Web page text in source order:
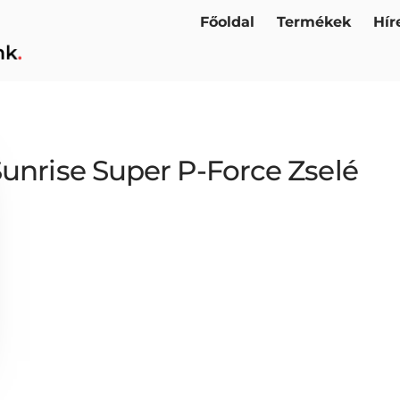
Főoldal Termékek
Super P-Force Zselé